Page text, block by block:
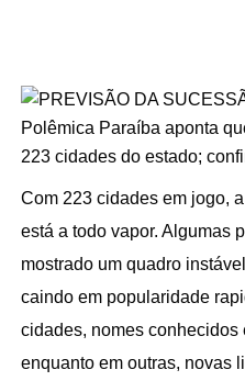
Com 223 cidades em jogo,
está a todo vapor. Algumas
mostrado um quadro
caindo em popularidade
cidades, nomes conhecidos
enquanto em outras, novas